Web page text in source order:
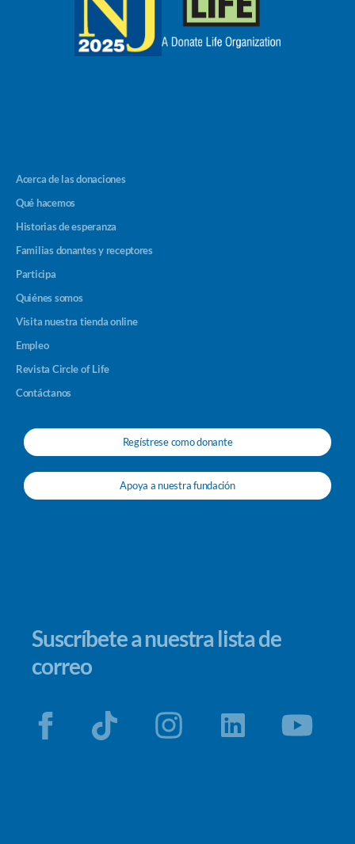
Acerca de las donaciones
Qué hacemos
Historias de esperanza
Familias donantes y receptores
Participa
Quiénes somos
Visita nuestra tienda online
Empleo
Revista Circle of Life
Contáctanos
Regístrese como donante
Apoya a nuestra fundación
Suscríbete a nuestra lista de
correo